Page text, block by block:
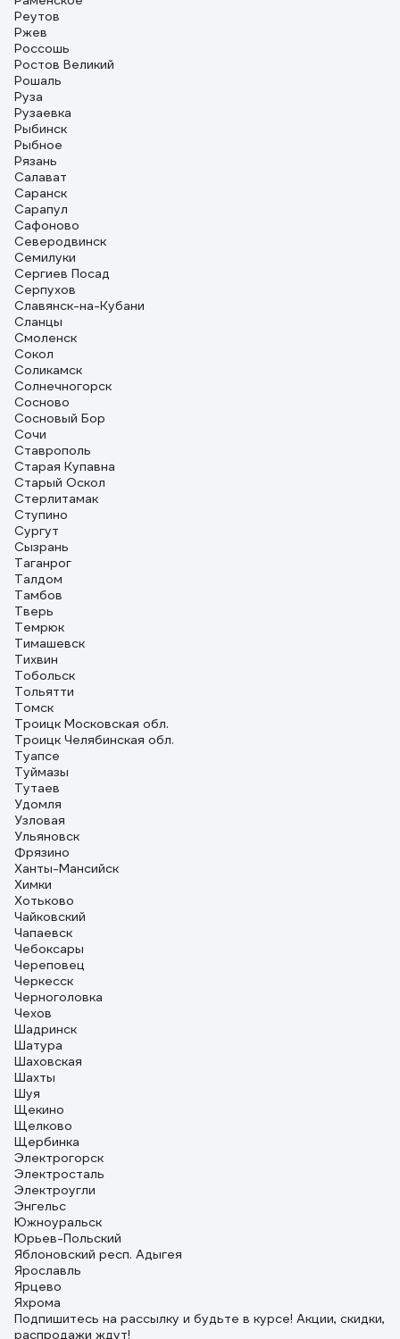
Реутов
Ржев
Россошь
Ростов Великий
Рошаль
Руза
Рузаевка
Рыбинск
Рыбное
Рязань
Салават
Саранск
Сарапул
Сафоново
Северодвинск
Семилуки
Сергиев Посад
Серпухов
Славянск-на-Кубани
Сланцы
Смоленск
Сокол
Соликамск
Солнечногорск
Сосново
Сосновый Бор
Сочи
Ставрополь
Старая Купавна
Старый Оскол
Стерлитамак
Ступино
Сургут
Сызрань
Таганрог
Талдом
Тамбов
Тверь
Темрюк
Тимашевск
Тихвин
Тобольск
Тольятти
Томск
Троицк Московская обл.
Троицк Челябинская обл.
Туапсе
Туймазы
Тутаев
Удомля
Узловая
Ульяновск
Фрязино
Ханты-Мансийск
Химки
Хотьково
Чайковский
Чапаевск
Чебоксары
Череповец
Черкесск
Черноголовка
Чехов
Шадринск
Шатура
Шаховская
Шахты
Шуя
Щекино
Щелково
Щербинка
Электрогорск
Электросталь
Электроугли
Энгельс
Южноуральск
Юрьев-Польский
Яблоновский респ. Адыгея
Ярославль
Ярцево
Яхрома
Подпишитесь на рассылку и будьте в курсе! Акции, скидки,
распродажи ждут!